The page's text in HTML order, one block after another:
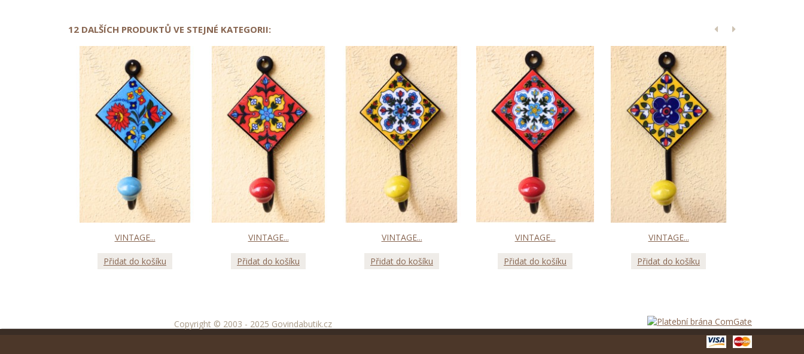
12 DALŠÍCH PRODUKTŮ VE STEJNÉ KATEGORII:
VINTAGE...
Přidat do košíku
VINTAGE...
Přidat do košíku
VINTAGE...
Přidat do košíku
VINTAGE...
Přidat do košíku
VINTAGE...
Přidat do košíku
Copyright © 2003 - 2025 Govindabutik.cz